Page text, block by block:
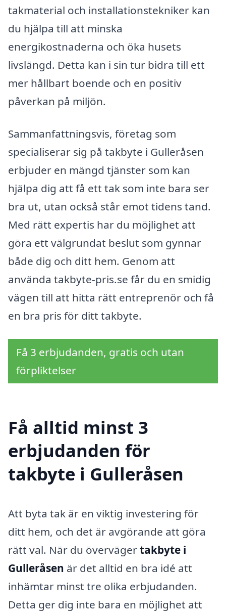
takmaterial och installationstekniker kan
du hjälpa till att minska
energikostnaderna och öka husets
livslängd. Detta kan i sin tur bidra till ett
mer hållbart boende och en positiv
påverkan på miljön.
Sammanfattningsvis, företag som
specialiserar sig på takbyte i Gulleråsen
erbjuder en mängd tjänster som kan
hjälpa dig att få ett tak som inte bara ser
bra ut, utan också står emot tidens tand.
Med rätt expertis har du möjlighet att
göra ett välgrundat beslut som gynnar
både dig och ditt hem. Genom att
använda takbyte-pris.se får du en smidig
vägen till att hitta rätt entreprenör och få
en bra pris för ditt takbyte.
Få 3 erbjudanden, gratis och utan
förpliktelser
Få alltid minst 3
erbjudanden för
takbyte i Gulleråsen
Att byta tak är en viktig investering för
ditt hem, och det är avgörande att göra
rätt val. När du övervägertakbyte i
Gulleråsen är det alltid en bra idé att
inhämtar minst tre olika erbjudanden.
Detta ger dig inte bara en möjlighet att